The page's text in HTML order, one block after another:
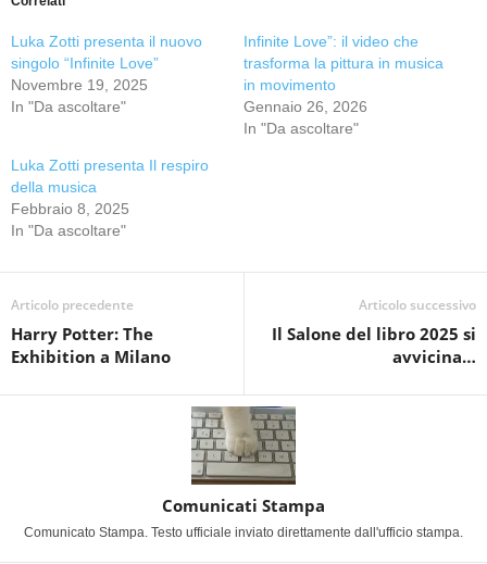
Luka Zotti presenta il nuovo
singolo “Infinite Love”
Novembre 19, 2025
In "Da ascoltare"
Infinite Love”: il video che
trasforma la pittura in musica
in movimento
Gennaio 26, 2026
In "Da ascoltare"
Luka Zotti presenta Il respiro
della musica
Febbraio 8, 2025
In "Da ascoltare"
Articolo precedente
Harry Potter: The
Exhibition a Milano
Articolo successivo
Il Salone del libro 2025 si
avvicina…
Comunicati Stampa
Comunicato Stampa. Testo ufficiale inviato direttamente dall'ufficio stampa.